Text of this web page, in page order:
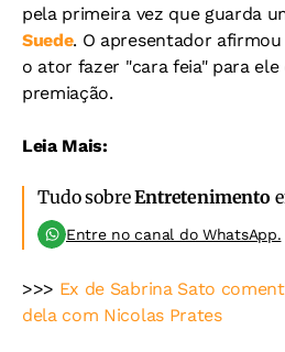
pela primeira vez que guarda
Suede. O apresentador
o ator fazer "cara feia" para
premiação.
Leia Mais:
Tudo sobreEntretenimento
Entre no canal do WhatsApp.
>>> Ex de Sabrina Sato
dela com Nicolas Prates